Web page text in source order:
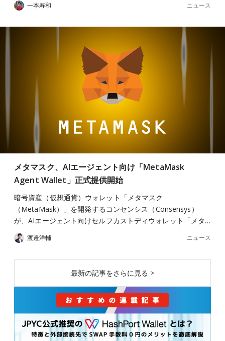
一本寿和 ニュース
メタマスク、AIエージェント向け「MetaMask
Agent Wallet」正式提供開始
暗号資産（仮想通貨）ウォレット「メタマスク
（MetaMask）」を開発するコンセンシス（Consensys）
が、AIエージェント向けセルフカストディウォレット「メタ…
渡邉洋輔 ニュース
最新の記事をさらに見る >